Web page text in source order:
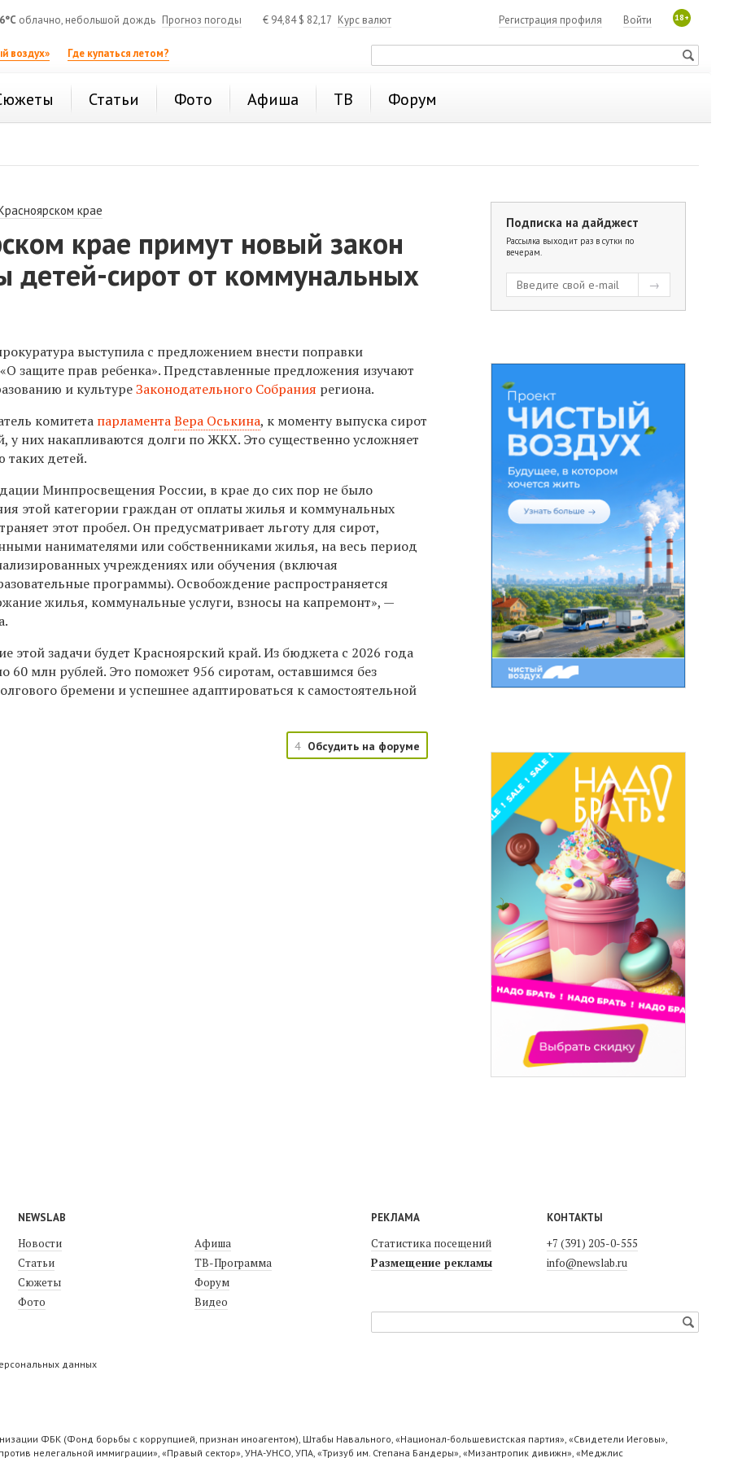
облачно, небольшой дождь Прогноз погоды € 94,84$ 82,17 Курс валют 18+
Войти
Регистрация профиля
воздух» Где купаться летом?
Статьи Фото Афиша ТВ Форум
крае
крае примут новый закон
детей-сирот от коммунальных
выступила с предложением внести поправки
защите прав ребенка». Представленные предложения изучают
и культуреЗаконодательного Собрания региона.
комитета парламентаВера Оськина, к моменту выпуска сирот
у них накапливаются долги по ЖКХ. Это существенно усложняет
детей.
Минпросвещения России, в крае до сих пор не было
этой категории граждан от оплаты жилья и коммунальных
этот пробел. Он предусматривает льготу для сирот,
нанимателями или собственниками жилья, на весь период
учреждениях или обучения (включая
программы). Освобождение распространяется
жилья, коммунальные услуги, взносы на капремонт», —
этой задачи будет Красноярский край. Из бюджета с 2026 года
60 млн рублей. Это поможет 956 сиротам, оставшимся без
бремени и успешнее адаптироваться к самостоятельной
4 Обсудить на форуме
Подписка на дайджест
Рассылка выходит раз в сутки по
вечерам.
NEWSLAB
Новости
Статьи
Сюжеты
Фото
Афиша
ТВ-Программа
Форум
Видео
РЕКЛАМА
Статистика посещений
Размещение рекламы
КОНТАКТЫ
+7 (391) 205-0-555
info@newslab.ru
данных
ФБК (Фонд борьбы с коррупцией, признан иноагентом), Штабы Навального, «Национал-большевистская партия», «Свидетели Иеговы»,
нелегальной иммиграции», «Правый сектор», УНА-УНСО, УПА, «Тризуб им. Степана Бандеры», «Мизантропик дивижн», «Меджлис